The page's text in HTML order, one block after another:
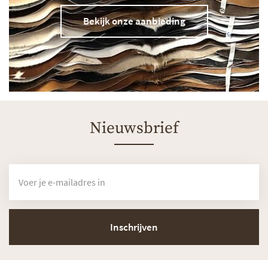
Bekijk onze aanbieding
Nieuwsbrief
Inschrijven